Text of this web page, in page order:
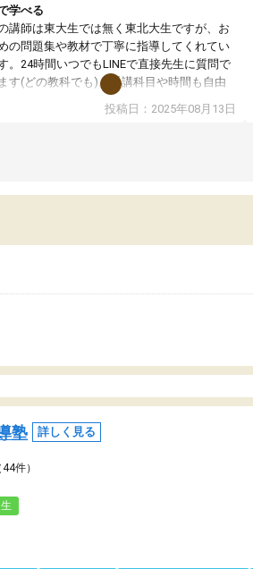
学べる
講師は東大生では無く東北大生ですが、お
の問題集や教材で丁寧に指導してくれてい
。24時間いつでもLINEで直接先生に質問で
す(どの教科でも)。受講科目や時間も自由
決めれるので、個人に合った勉強ができると
います。カリキュラム相談みたいなのがあり
。講師も合わなければチェンジできます
投稿日：2025年08月13日
塾 詳しく見る
44件）